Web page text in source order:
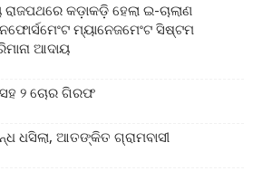
କଡ଼ାକଡ଼ି ହେଲା ଇ-ଚାଲାଣ
ମ୍ୟାନେଜମେଂଟ ସିଷ୍ଟମ
ଆଦାୟ
ସହ ୨ ଚୋର ଗିରଫ
ଧସିଲା, ଆତଙ୍କିତ ଗ୍ରାମବାସୀ